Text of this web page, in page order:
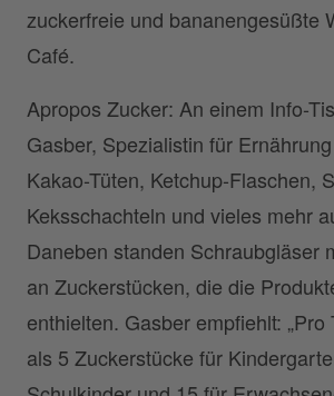
zuckerfreie und bananengesüßte
Café.
Apropos Zucker: An einem Info-
Gasber, Spezialistin für
Kakao-Tüten, Ketchup-Flaschen,
Keksschachteln und vieles mehr
Daneben standen Schraubgläser
an Zuckerstücken, die die
enthielten. Gasber empfiehlt: „Pro
als 5 Zuckerstücke für